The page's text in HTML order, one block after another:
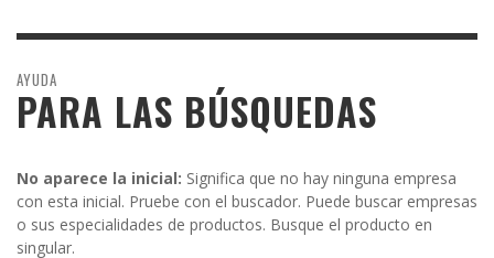
AYUDA
PARA LAS BÚSQUEDAS
No aparece la inicial: Significa que no hay ninguna empresa
con esta inicial. Pruebe con el buscador. Puede buscar empresas
o sus especialidades de productos. Busque el producto en
singular.